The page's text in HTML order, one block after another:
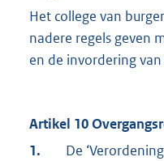
Het college van
nadere regels geven
en de invordering
Artikel 10
1.
De